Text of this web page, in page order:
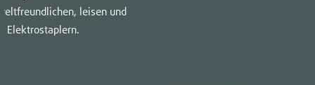
leisen und
Elektrostaplern.